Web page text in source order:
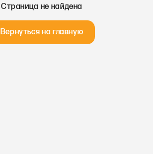
Страница не найдена
Вернуться на главную